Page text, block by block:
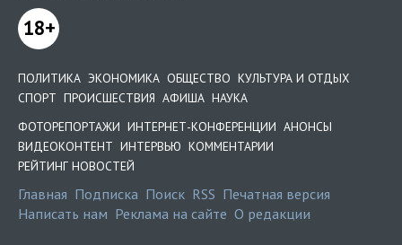
18+
ПОЛИТИКА ЭКОНОМИКА ОБЩЕСТВО КУЛЬТУРА И ОТДЫХ
СПОРТ ПРОИСШЕСТВИЯ АФИША НАУКА
ФОТОРЕПОРТАЖИ ИНТЕРНЕТ-КОНФЕРЕНЦИИ АНОНСЫ
ВИДЕОКОНТЕНТ ИНТЕРВЬЮ КОММЕНТАРИИ
РЕЙТИНГ НОВОСТЕЙ
Главная Подписка Поиск RSS Печатная версия
Написать нам Реклама на сайте О редакции